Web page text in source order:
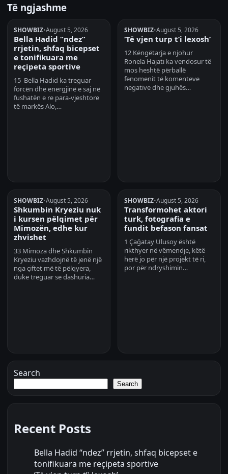
Të ngjashme
SHOWBIZ•August 5, 2026
Bella Hadid “ndez”
rrjetin, shfaq bicepset
e tonifikuara me
reçipeta sportive
15 Bella Hadid ka treguar
forcën dhe energjinë e saj në
fushatën e re para-vjeshtore
të markës Alo,…
SHOWBIZ•August 5, 2026
‘Të vjen turp t’i lexosh’
12 Këngëtarja e njohur
Ronela Hajati ka vendosur të
mos heshtë përballë
fenomenit të komenteve
negative dhe gjuhës…
SHOWBIZ•August 5, 2026
Shkumbin Kryeziu nuk
i kursen pëlqimet për
Mimozën, edhe kur
zhvishet
33 Mimoza dhe Shkumbin
Kryeziu vazhdojnë të jenë një
nga çiftet më të pëlqyera,
duke treguar se dashuria…
SHOWBIZ•August 5, 2026
Transformohet aktori
turk, fotografia e
fundit befason fansat
1 Çağatay Ulusoy është
rikthyer në vëmendje, këtë
herë jo për një projekt të ri,
por për ndryshimin…
Search
Search
Recent Posts
Bella Hadid “ndez” rrjetin, shfaq bicepset e
tonifikuara me reçipeta sportive